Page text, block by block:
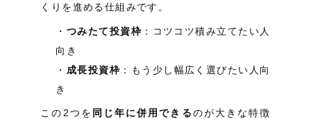
くりを進める仕組みです。
つみたて投資枠 ：コツコツ積み立てたい人
向き
成長投資枠 ：もう少し幅広く選びたい人向
き
この2つを 同じ年に併用できるのが大きな特徴